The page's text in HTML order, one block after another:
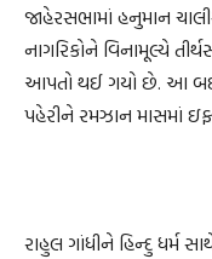
જાહેરસભામાં હનુમાન
નાગરિકોને વિનામૂલ્યે
આપતો થઈ ગયો છે. આ
પહેરીને રમઝાન માસમાં
રાહુલ ગાંધીને હિન્દુ ધર્મ